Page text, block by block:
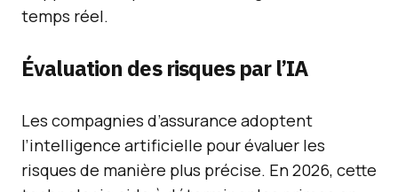
temps réel.
Évaluation des risques par l’IA
Les compagnies d’assurance adoptent
l’intelligence artificielle pour évaluer les
risques de manière plus précise. En 2026, cette